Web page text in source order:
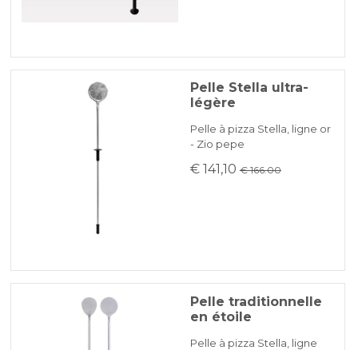
Pelle Stella ultra-
légère
Pelle à pizza Stella, ligne or
- Zio pepe
€ 141,10 € 166.00
Pelle traditionnelle
en étoile
Pelle à pizza Stella, ligne